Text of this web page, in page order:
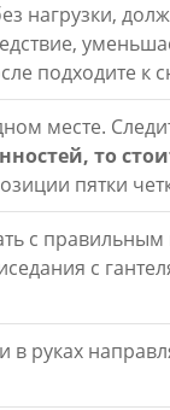
нагрузки,
подходите к
месте.
то
пятки
с
с
руках